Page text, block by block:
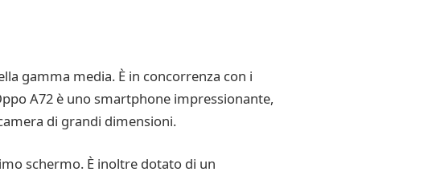
gamma media. È in concorrenza con i
A72 è uno smartphone impressionante,
di grandi dimensioni.
schermo. È inoltre dotato di un